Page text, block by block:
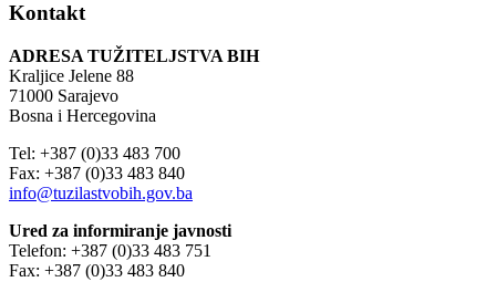
Kontakt
ADRESA TUŽITELJSTVA BIH
Kraljice Jelene 88
71000 Sarajevo
Bosna i Hercegovina
Tel: +387 (0)33 483 700
Fax: +387 (0)33 483 840
info@tuzilastvobih.gov.ba
Ured za informiranje javnosti
Telefon: +387 (0)33 483 751
Fax: +387 (0)33 483 840